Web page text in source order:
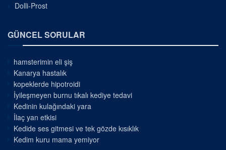
Dolli-Prost
GÜNCEL SORULAR
hamsterimin eli şiş
Kanarya hastalık
kopeklerde hipotroidi
İyileşmeyen burnu tıkalı kediye tedavi
Kedinin kulağındaki yara
İlaç yan etkisi
Kedide ses gitmesi ve tek gözde kısıklık
Kedim kuru mama yemiyor